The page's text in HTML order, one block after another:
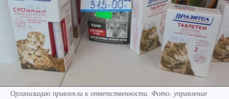
Организацию привлекли к ответственности. Фото: управление